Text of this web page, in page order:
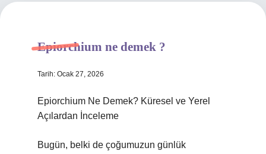
Epiorchium ne demek ?
Tarih: Ocak 27, 2026
Epiorchium Ne Demek? Küresel ve Yerel
Açılardan İnceleme
Bugün, belki de çoğumuzun günlük